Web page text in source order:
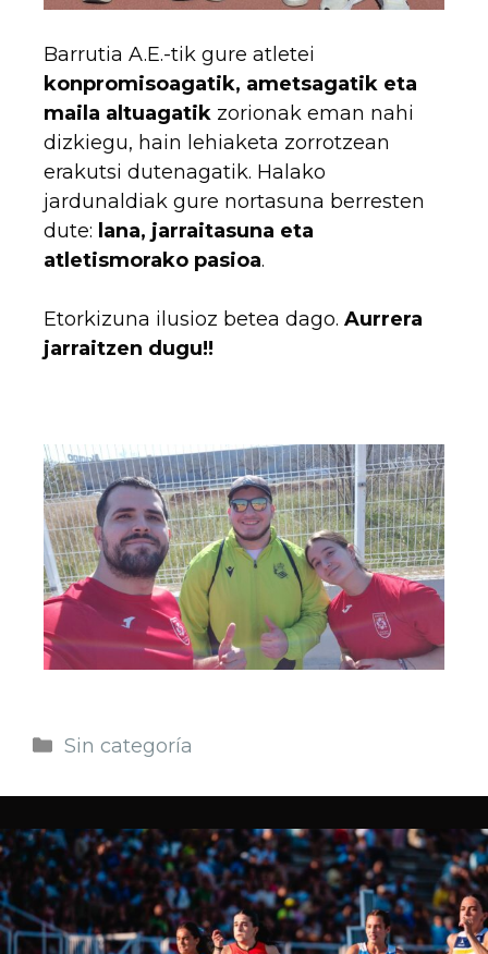
Barrutia A.E.-tik gure atletei
konpromisoagatik, ametsagatik eta
maila altuagatik zorionak eman nahi
dizkiegu, hain lehiaketa zorrotzean
erakutsi dutenagatik. Halako
jardunaldiak gure nortasuna berresten
dute: lana, jarraitasuna eta
atletismorako pasioa.
Etorkizuna ilusioz betea dago. Aurrera
jarraitzen dugu!!
Sin categoría